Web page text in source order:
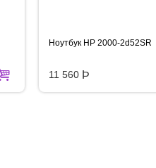
Ноутбук HP 2000-2d52SR
11 560 Þ